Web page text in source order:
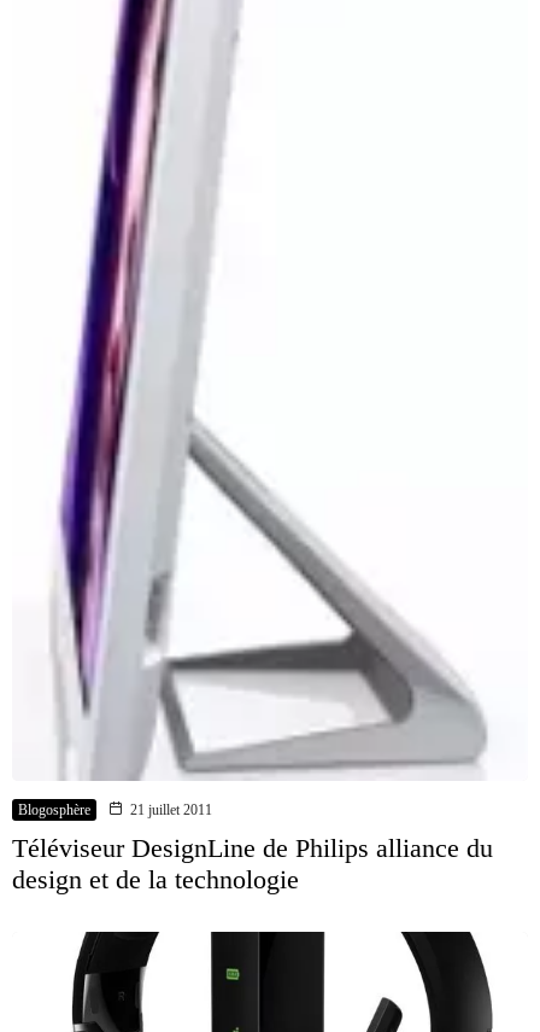
Blogosphère 21 juillet 2011
Téléviseur DesignLine de Philips alliance du
design et de la technologie